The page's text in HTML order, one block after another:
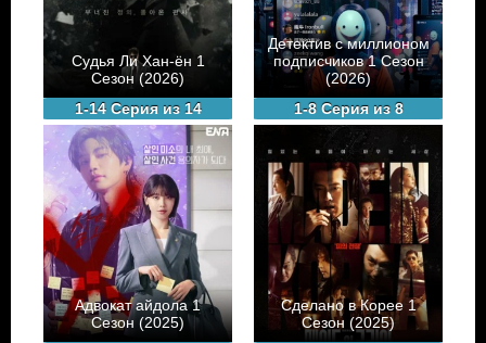
Судья Ли Хан-ён 1
Сезон (2026)
1-14 Серия из 14
Детектив с миллионом
подписчиков 1 Сезон
(2026)
1-8 Серия из 8
Адвокат айдола 1
Сезон (2025)
Сделано в Корее 1
Сезон (2025)